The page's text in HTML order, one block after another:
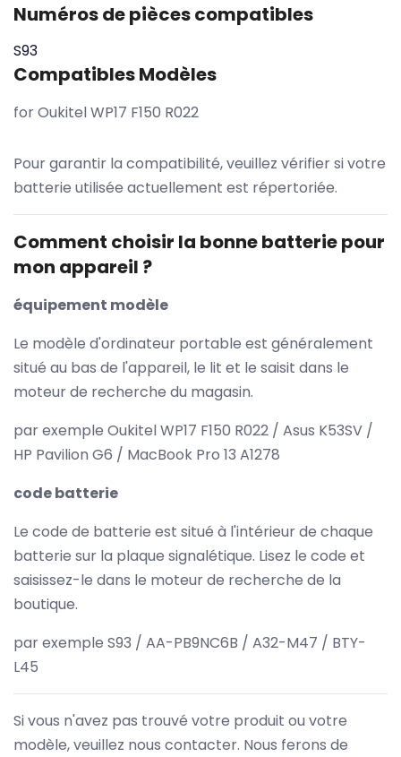
Numéros de pièces compatibles
S93
Compatibles Modèles
for Oukitel WP17 F150 R022
Pour garantir la compatibilité, veuillez vérifier si votre
batterie utilisée actuellement est répertoriée.
Comment choisir la bonne batterie pour
mon appareil ?
équipement modèle
Le modèle d'ordinateur portable est généralement
situé au bas de l'appareil, le lit et le saisit dans le
moteur de recherche du magasin.
par exemple Oukitel WP17 F150 R022 / Asus K53SV /
HP Pavilion G6 / MacBook Pro 13 A1278
code batterie
Le code de batterie est situé à l'intérieur de chaque
batterie sur la plaque signalétique. Lisez le code et
saisissez-le dans le moteur de recherche de la
boutique.
par exemple S93 / AA-PB9NC6B / A32-M47 / BTY-
L45
Si vous n'avez pas trouvé votre produit ou votre
modèle, veuillez nous contacter. Nous ferons de